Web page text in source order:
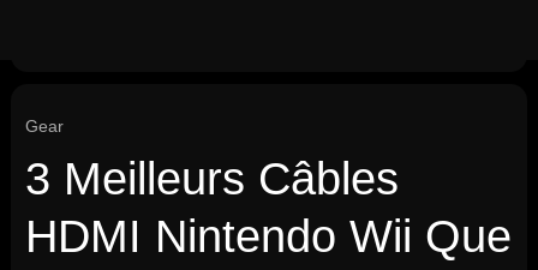
Gear
3 Meilleurs Câbles
HDMI Nintendo Wii Que